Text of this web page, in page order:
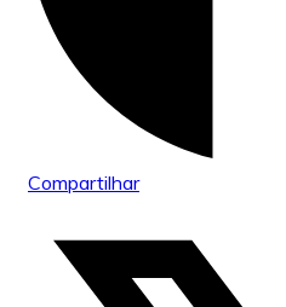
Compartilhar